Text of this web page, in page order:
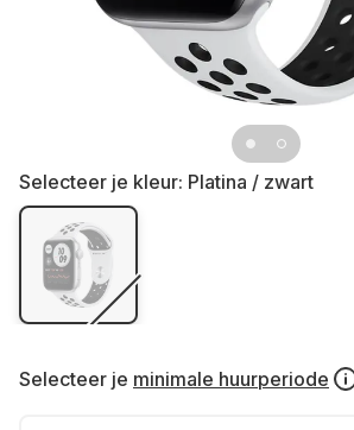
Selecteer je kleur: Platina / zwart
Selecteer je minimale huurperiode